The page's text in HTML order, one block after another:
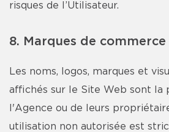
risques de l’Utilisateur.
8. Marques de commerce
Les noms, logos, marques et
affichés sur le Site Web sont la
l'Agence ou de leurs
utilisation non autorisée est